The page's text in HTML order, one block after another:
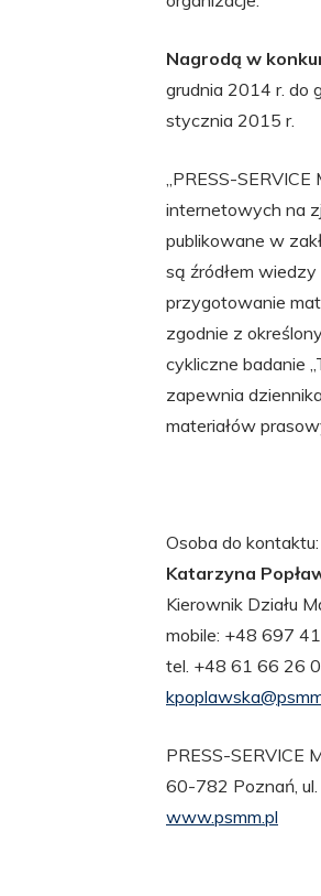
Nagrodą w
grudnia 2014 r. do
stycznia 2015 r.
„PRESS-
internetowych na
publikowane w
są źródłem
przygotowanie
zgodnie z
cykliczne badanie
zapewnia
materiałów
Osoba do kontaktu:
Katarzyna
Kierownik Działu
mobile: +48 697
tel. +48 61 66 26
PRESS-SERVICE
60-782 Poznań,
www.psmm.pl